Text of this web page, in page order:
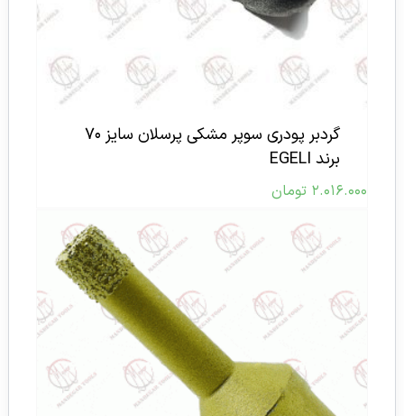
گردبر پودری سوپر مشکی پرسلان سایز ۷۰
برند EGELI
۲.۰۱۶.۰۰۰ تومان